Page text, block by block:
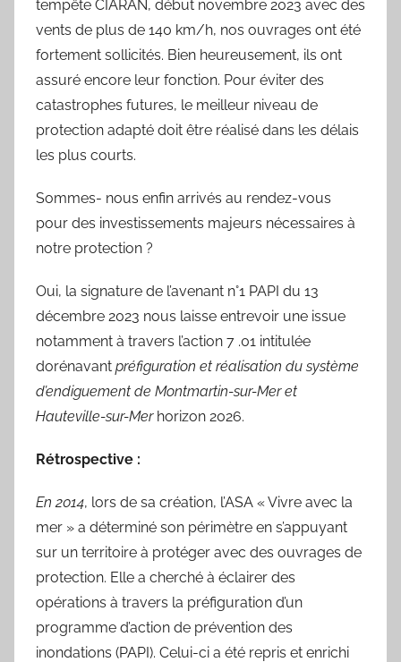
tempête CIARAN, début novembre 2023 avec des
vents de plus de 140 km/h, nos ouvrages ont été
fortement sollicités. Bien heureusement, ils ont
assuré encore leur fonction. Pour éviter des
catastrophes futures, le meilleur niveau de
protection adapté doit être réalisé dans les délais
les plus courts.
Sommes- nous enfin arrivés au rendez-vous
pour des investissements majeurs nécessaires à
notre protection ?
Oui, la signature de l’avenant n°1 PAPI du 13
décembre 2023 nous laisse entrevoir une issue
notamment à travers l’action 7 .01 intitulée
dorénavant préfiguration et réalisation du système
d’endiguement de Montmartin-sur-Mer et
Hauteville-sur-Mer horizon 2026.
Rétrospective :
En 2014, lors de sa création, l’ASA « Vivre avec la
mer » a déterminé son périmètre en s’appuyant
sur un territoire à protéger avec des ouvrages de
protection. Elle a cherché à éclairer des
opérations à travers la préfiguration d’un
programme d’action de prévention des
inondations (PAPI). Celui-ci a été repris et enrichi